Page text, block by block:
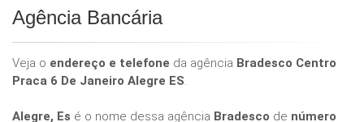
Agência Bancária
Veja o endereço e telefone da agência Bradesco Centro
Praca 6 De Janeiro Alegre ES.
Alegre, Es é o nome dessa agência Bradesco de número